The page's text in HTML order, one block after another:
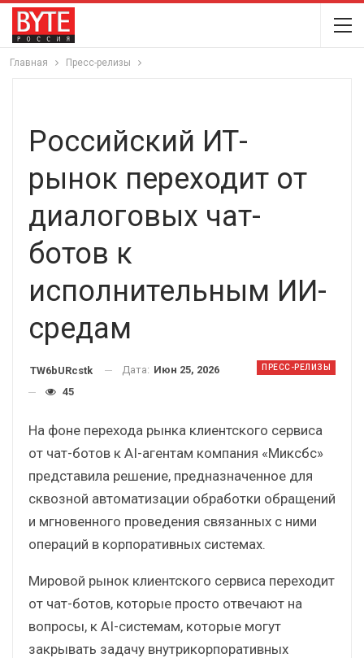
Главная Пресс-релизы
Российский ИТ-
рынок переходит от
диалоговых чат-
ботов к
исполнительным ИИ-
средам
ПРЕСС-РЕЛИЗЫ
TW6bURcstk Дата: Июн 25, 2026
45
На фоне перехода рынка клиентского сервиса
от чат-ботов к AI-агентам компания «Миксбс»
представила решение, предназначенное для
сквозной автоматизации обработки обращений
и мгновенного проведения связанных с ними
операций в корпоративных системах.
Мировой рынок клиентского сервиса переходит
от чат-ботов, которые просто отвечают на
вопросы, к AI-системам, которые могут
закрывать задачу внутрикорпоративных